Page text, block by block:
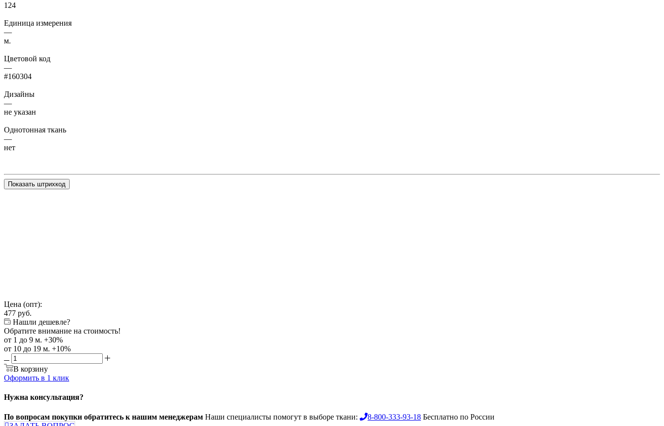
124
Единица измерения
—
м.
Цветовой код
—
#160304
Дизайны
—
не указан
Однотонная ткань
—
нет
Показать штрихкод
Цена (опт):
477 руб.
Нашли дешевле?
Обратите внимание на стоимость!
от 1 до 9 м. +30%
от 10 до 19 м. +10%
В корзину
Оформить в 1 клик
Нужна консультация?
По вопросам покупки обратитесь к нашим менеджерам Наши специалисты помогут в выборе ткани: 8-800-333-93-18 Бесплатно по России